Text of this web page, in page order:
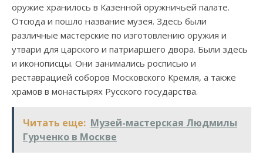
оружие хранилось в Казенной оружничьей палате.
Отсюда и пошло название музея. Здесь были
различные мастерские по изготовлению оружия и
утвари для царского и патриаршего двора. Были здесь
и иконописцы. Они занимались росписью и
реставрацией соборов Московского Кремля, а также
храмов в монастырях Русского государства.
Читать еще: Музей-мастерская Людмилы
Гурченко в Москве